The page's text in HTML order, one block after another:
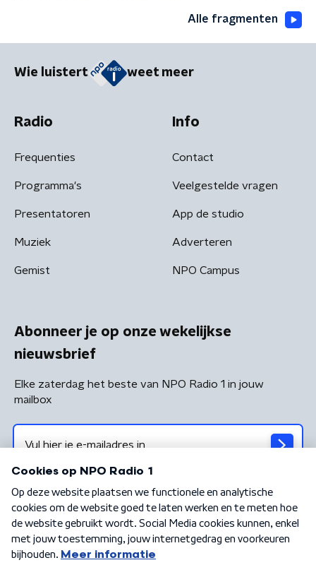
Alle fragmenten
Wie luistert weet meer
Radio
Frequenties
Programma's
Presentatoren
Muziek
Gemist
Info
Contact
Veelgestelde vragen
App de studio
Adverteren
NPO Campus
Abonneer je op onze wekelijkse
nieuwsbrief
Elke zaterdag het beste van NPO Radio 1 in jouw
mailbox
Algemene voorwaarden